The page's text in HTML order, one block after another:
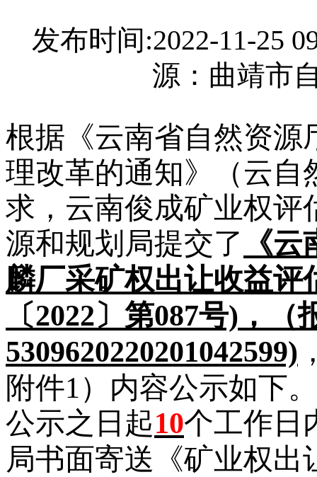
发布时间:2022-11-
源：曲靖市
根据《云南省自然资源
理改革的通知》（云自
求，云南俊成矿业权评
源和规划局提交了
《
麟厂采矿权出让收益
〔2022〕第087号)，（
5309620220201042599)
附件1）内容公示如下
公示之日起10个工作日
局书面寄送《矿业权